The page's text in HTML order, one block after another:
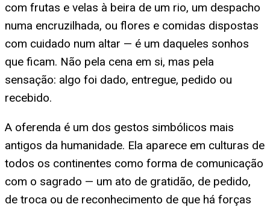
com frutas e velas à beira de um rio, um despacho
numa encruzilhada, ou flores e comidas dispostas
com cuidado num altar — é um daqueles sonhos
que ficam. Não pela cena em si, mas pela
sensação: algo foi dado, entregue, pedido ou
recebido.
A oferenda é um dos gestos simbólicos mais
antigos da humanidade. Ela aparece em culturas de
todos os continentes como forma de comunicação
com o sagrado — um ato de gratidão, de pedido,
de troca ou de reconhecimento de que há forças